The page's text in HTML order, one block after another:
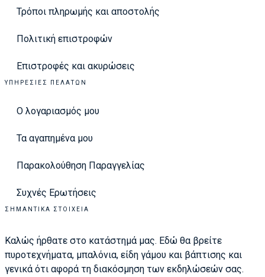
Τρόποι πληρωμής και αποστολής
Πολιτική επιστροφών
Επιστροφές και ακυρώσεις
ΥΠΗΡΕΣΊΕΣ ΠΕΛΑΤΏΝ
Ο λογαριασμός μου
Τα αγαπημένα μου
Παρακολούθηση Παραγγελίας
Συχνές Ερωτήσεις
ΣΗΜΑΝΤΙΚΆ ΣΤΟΙΧΕΊΑ
Καλώς ήρθατε στο κατάστημά μας. Εδώ θα βρείτε
πυροτεχνήματα, μπαλόνια, είδη γάμου και βάπτισης και
γενικά ότι αφορά τη διακόσμηση των εκδηλώσεών σας.